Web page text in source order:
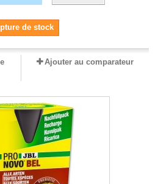
de stock
Ajouter au comparateur